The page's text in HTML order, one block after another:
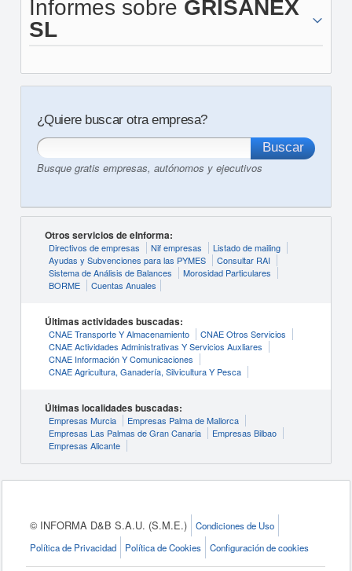
Informes sobre GRISANEX
SL
¿Quiere buscar otra empresa?
Busque gratis empresas, autónomos y ejecutivos
Otros servicios de eInforma:
Directivos de empresas Nif empresas
Listado de mailing
Ayudas y Subvenciones para las PYMES
Consultar RAI
Sistema de Análisis de Balances
Morosidad Particulares
BORME
Cuentas Anuales
Últimas actividades buscadas:
CNAE Transporte Y Almacenamiento
CNAE Otros Servicios
CNAE Actividades Administrativas Y Servicios Auxliares
CNAE Información Y Comunicaciones
CNAE Agricultura, Ganadería, Silvicultura Y Pesca
Últimas localidades buscadas:
Empresas Murcia
Empresas Palma de Mallorca
Empresas Las Palmas de Gran Canaria
Empresas Bilbao
Empresas Alicante
© INFORMA D&B S.A.U. (S.M.E.)
Condiciones de Uso
Política de Privacidad
Política de Cookies Configuración de cookies